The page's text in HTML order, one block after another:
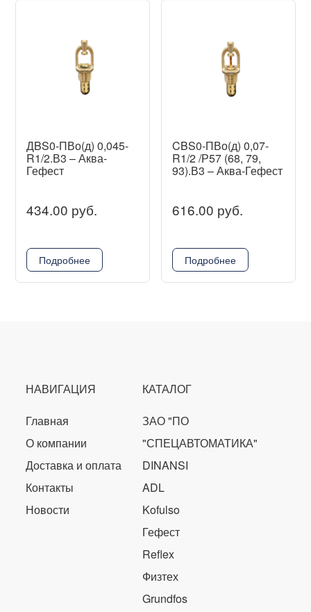
ДBS0-ПВо(д) 0,045-
R1/2.В3 – Аква-
Гефест
434.00 руб.
Подробнее
CBS0-ПВо(д) 0,07-
R1/2 /Р57 (68, 79,
93).В3 – Аква-Гефест
616.00 руб.
Подробнее
НАВИГАЦИЯ
Главная
О компании
Доставка и оплата
Контакты
Новости
КАТАЛОГ
ЗАО "ПО
"СПЕЦАВТОМАТИКА"
DINANSI
ADL
Kofulso
Гефест
Reflex
Физтех
Grundfos